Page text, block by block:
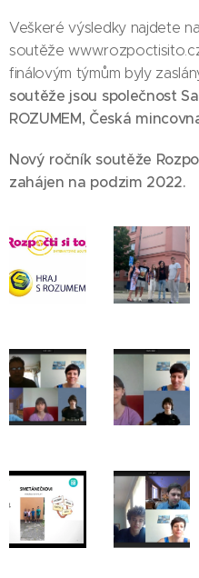
Veškeré výsledky najdete
soutěže
finálovým týmům byly
soutěže jsou společnost
ROZUMEM, Česká
Nový ročník soutěže
zahájen na podzim 2022.